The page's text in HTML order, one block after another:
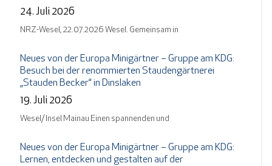
24. Juli 2026
NRZ-Wesel, 22.07.2026 Wesel. Gemeinsam in
Neues von der Europa Minigärtner – Gruppe am KDG:
Besuch bei der renommierten Staudengärtnerei
„Stauden Becker“ in Dinslaken
19. Juli 2026
Wesel/ Insel Mainau Einen spannenden und
Neues von der Europa Minigärtner – Gruppe am KDG:
Lernen, entdecken und gestalten auf der